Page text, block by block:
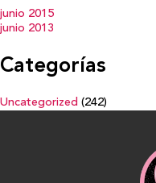
junio 2015
junio 2013
Categorías
Uncategorized (242)